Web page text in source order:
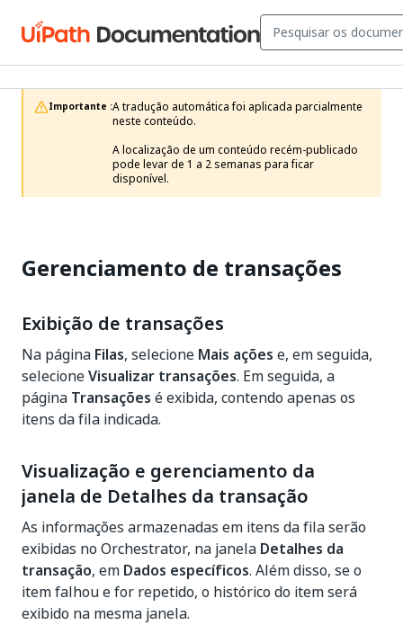
Importante :A tradução automática foi aplicada parcialmente
neste conteúdo.
A localização de um conteúdo recém-publicado
pode levar de 1 a 2 semanas para ficar
disponível.
Gerenciamento de transações
Exibição de transações
Na página Filas, selecione Mais ações e, em seguida,
selecioneVisualizar transações. Em seguida, a
página Transações é exibida, contendo apenas os
itens da fila indicada.
Visualização e gerenciamento da
janela de Detalhes da transação
As informações armazenadas em itens da fila serão
exibidas no Orchestrator, na janela Detalhes da
transação, em Dados específicos. Além disso, se o
item falhou e for repetido, o histórico do item será
exibido na mesma janela.